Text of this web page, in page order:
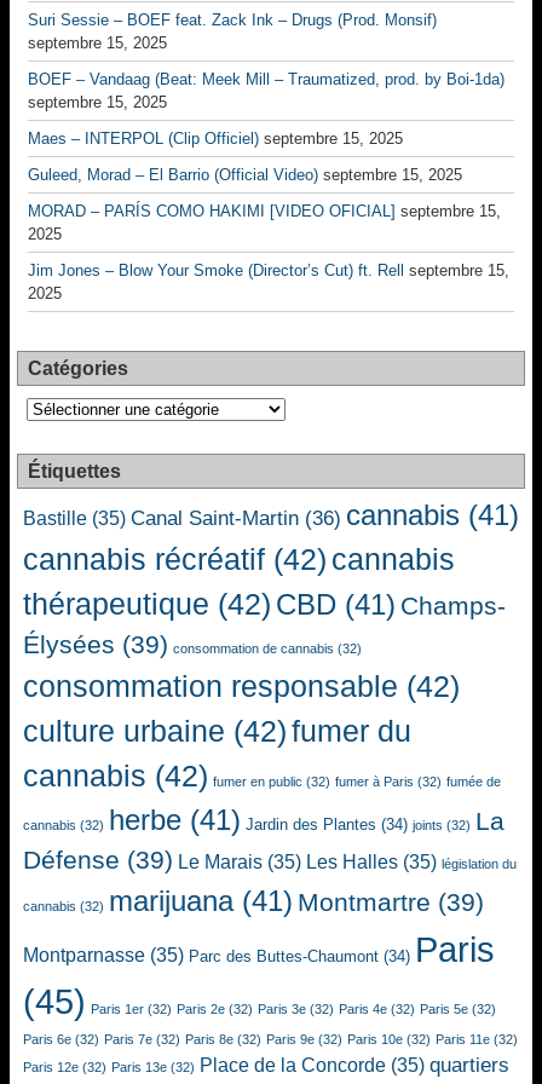
Suri Sessie – BOEF feat. Zack Ink – Drugs (Prod. Monsif)
septembre 15, 2025
BOEF – Vandaag (Beat: Meek Mill – Traumatized, prod. by Boi-1da)
septembre 15, 2025
Maes – INTERPOL (Clip Officiel) septembre 15, 2025
Guleed, Morad – El Barrio (Official Video) septembre 15, 2025
MORAD – PARÍS COMO HAKIMI [VIDEO OFICIAL] septembre 15,
2025
Jim Jones – Blow Your Smoke (Director’s Cut) ft. Rell
septembre 15,
2025
Catégories
Catégories
Étiquettes
Bastille (35) Canal Saint-Martin (36) cannabis (41)
cannabis récréatif (42) cannabis
thérapeutique (42) CBD (41) Champs-
Élysées (39) consommation de cannabis (32)
consommation responsable (42)
culture urbaine (42)fumer du
cannabis (42) fumer en public (32) fumer à Paris (32) fumée de
cannabis (32) herbe (41) Jardin des Plantes (34) joints (32) La
Défense (39) Le Marais (35) Les Halles (35) législation du
cannabis (32) marijuana(41) Montmartre (39)
Montparnasse (35) Parc des Buttes-Chaumont (34) Paris
(45) Paris 1er (32) Paris 2e (32) Paris 3e (32) Paris 4e (32) Paris 5e (32)
Paris 6e (32) Paris 7e (32) Paris 8e (32) Paris 9e (32) Paris 10e (32) Paris 11e (32)
Paris 12e (32) Paris 13e (32) Place de la Concorde (35) quartiers